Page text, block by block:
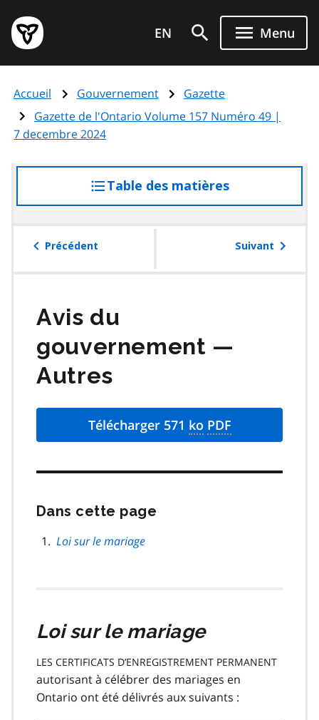
au
contenu
principal
Page
d'accueil
de
l'Ontario
EN Menu
Accueil Gouvernement
Gazette
Gazette de l'Ontario Volume 157 Numéro 49 |
7 decembre 2024
Table des matières
à
table
Précédent Suivant
Avis du
gouvernement —
Autres
Télécharger 571 ko PDF
Dans cette page
Loi sur le mariage
Loi sur le mariage
LES CERTIFICATS D’ENREGISTREMENT PERMANENT
autorisant à célébrer des mariages en
Ontario ont été délivrés aux suivants :